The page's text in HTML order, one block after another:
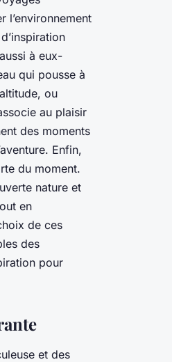
l’environnement
à eux-
qui pousse à
ou
au plaisir
des moments
Enfin,
du moment.
nature et
en
de ces
des
pour
et des